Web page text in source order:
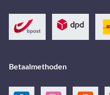
Betaalmethoden